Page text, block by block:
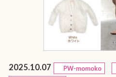
2025.10.07 PW-momoko